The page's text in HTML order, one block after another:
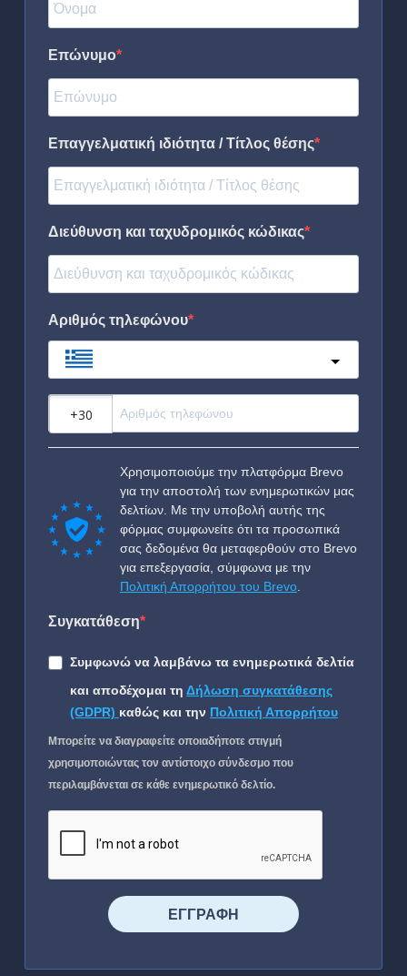
Επώνυμο
Επαγγελματική ιδιότητα / Τίτλος θέσης
Διεύθυνση και ταχυδρομικός κώδικας
Αριθμός τηλεφώνου
Χρησιμοποιούμε την πλατφόρμα Brevo
για την αποστολή των ενημερωτικών μας
δελτίων. Με την υποβολή αυτής της
φόρμας συμφωνείτε ότι τα προσωπικά
σας δεδομένα θα μεταφερθούν στο Brevo
για επεξεργασία, σύμφωνα με την
Πολιτική Απορρήτου του Brevo
Συγκατάθεση
Συμφωνώ να λαμβάνω τα ενημερωτικά δελτία
και αποδέχομαι τη Δήλωση συγκατάθεσης
(GDPR) καθώς και την Πολιτική Απορρήτου
Μπορείτε να διαγραφείτε οποιαδήποτε στιγμή
χρησιμοποιώντας τον αντίστοιχο σύνδεσμο που
περιλαμβάνεται σε κάθε ενημερωτικό δελτίο.
⠀⠀⠀⠀ΕΓΓΡΑΦΗ⠀⠀⠀⠀